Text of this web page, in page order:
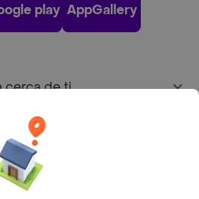
play AppGallery
cerca de ti